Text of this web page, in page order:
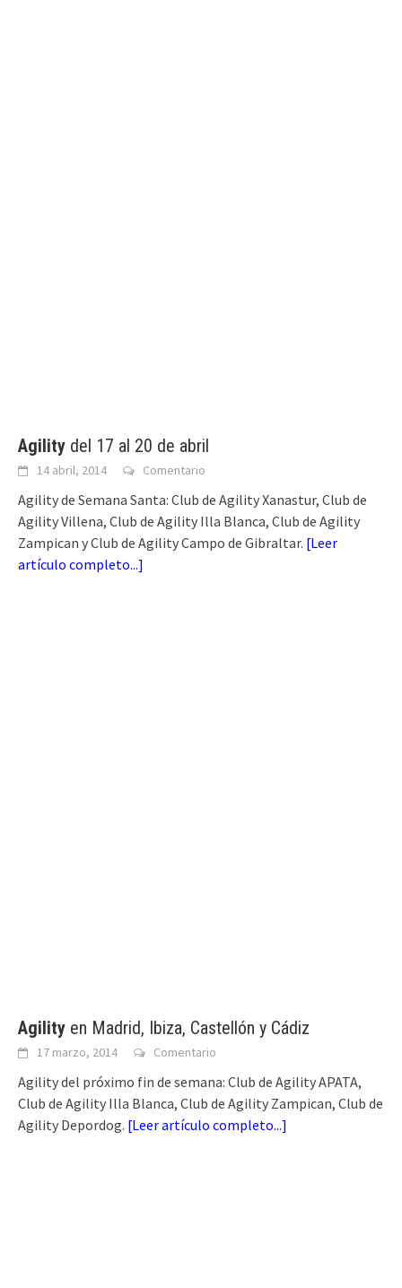
Agility del 17 al 20 de abril
14 abril, 2014 Comentario
Agility de Semana Santa: Club de Agility Xanastur, Club de
Agility Villena, Club de Agility Illa Blanca, Club de Agility
Zampican y Club de Agility Campo de Gibraltar. [Leer
artículo completo...]
Agility en Madrid, Ibiza, Castellón y Cádiz
17 marzo, 2014 Comentario
Agility del próximo fin de semana: Club de Agility APATA,
Club de Agility Illa Blanca, Club de Agility Zampican, Club de
Agility Depordog. [Leer artículo completo...]